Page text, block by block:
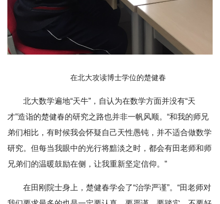
在北大攻读博士学位的楚健春
北大数学遍地“天牛”，自认为在数学方面并没有“天
才”造诣的楚健春的研究之路也并非一帆风顺。“和我的师兄
弟们相比，有时候我会怀疑自己天性愚钝，并不适合做数学
研究。但每当我眼中的光行将黯淡之时，都会有田老师和师
兄弟们的温暖鼓励在侧，让我重新坚定信仰。”
在田刚院士身上，楚健春学会了“治学严谨”。“田老师对